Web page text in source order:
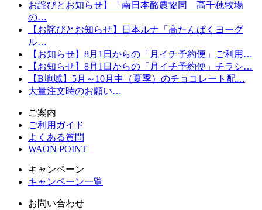
お詫びとお知らせ】「南日本酪農協同 高千穂牧場
の…
【お詫びとお知らせ】日本ルナ「高たんぱくヨーグ
ル…
【お知らせ】8月1日からの「月イチ予約便」ご利用…
【お知らせ】8月1日からの「月イチ予約便」チラシ…
【B地域】5月～10月中（夏季）のチョコレート配…
大量注文時のお願い…
ご案内
ご利用ガイド
よくある質問
WAON POINT
キャンペーン
キャンペーン一覧
お問い合わせ